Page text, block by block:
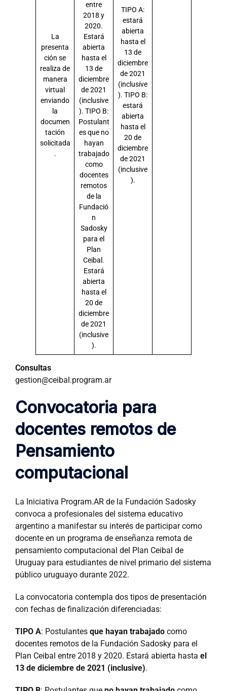
La
presenta
ción se
realiza de
manera
virtual
enviando
la
documen
tación
solicitada
.
entre
2018 y
2020.
Estará
abierta
hasta el
13 de
diciembre
de 2021
(inclusive
). TIPO B:
Postulant
es que no
hayan
trabajado
como
docentes
remotos
de la
Fundació
n
Sadosky
para el
Plan
Ceibal.
Estará
abierta
hasta el
20 de
diciembre
de 2021
(inclusive
).
TIPO A:
estará
abierta
hasta el
13 de
diciembre
de 2021
(inclusive
). TIPO B:
estará
abierta
hasta el
20 de
diciembre
de 2021
(inclusive
).
Consultas
gestion@ceibal.program.ar
Convocatoria para
docentes remotos de
Pensamiento
computacional
La Iniciativa Program.AR de la Fundación Sadosky
convoca a profesionales del sistema educativo
argentino a manifestar su interés de participar como
docente en un programa de enseñanza remota de
pensamiento computacional del Plan Ceibal de
Uruguay para estudiantes de nivel primario del sistema
público uruguayo durante 2022.
La convocatoria contempla dos tipos de presentación
con fechas de finalización diferenciadas:
TIPO A: Postulantes que hayan trabajado como
docentes remotos de la Fundación Sadosky para el
Plan Ceibal entre 2018 y 2020. Estará abierta hasta el
13 de diciembre de 2021 (inclusive).